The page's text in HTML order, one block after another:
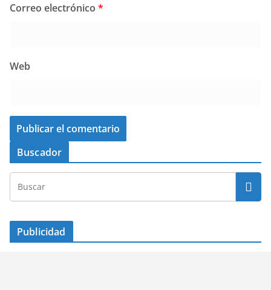
Correo electrónico *
Web
Buscador
Publicidad